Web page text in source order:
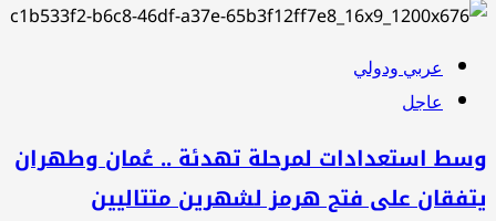
عربي ودولي
عاجل
وسط استعدادات لمرحلة تهدئة .. عُمان وطهران
يتفقان على فتح هرمز لشهرين متتاليين